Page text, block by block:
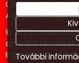
Cégjegyzék szám:
Adószám:
© 2025
amerikai
Impresszum
További